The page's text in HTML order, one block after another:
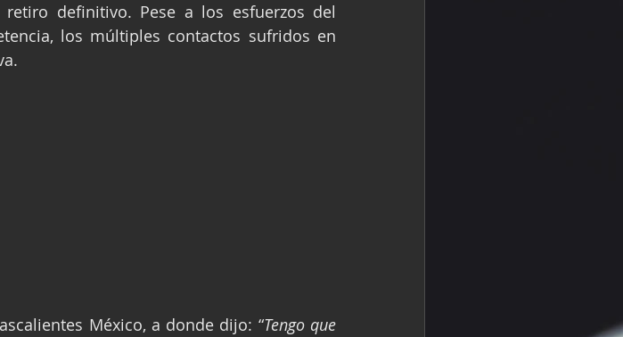
definitivo. Pese a los esfuerzos del
los múltiples contactos sufridos en
México, a donde dijo: “Tengo que